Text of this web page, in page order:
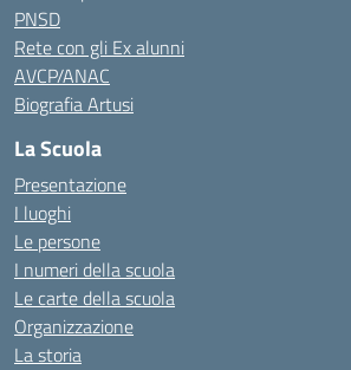
PNSD
Rete con gli Ex alunni
AVCP/ANAC
Biografia Artusi
La Scuola
Presentazione
I luoghi
Le persone
I numeri della scuola
Le carte della scuola
Organizzazione
La storia